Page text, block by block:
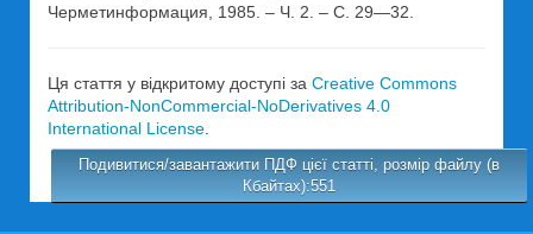
Черметинформация, 1985. – Ч. 2. – С. 29—32.
Ця стаття у відкритому доступі за Creative Commons
Attribution-NonCommercial-NoDerivatives 4.0
International License
Подивитися/завантажити ПДФ цієї статті, розмір файлу (в
Кбайтах):551